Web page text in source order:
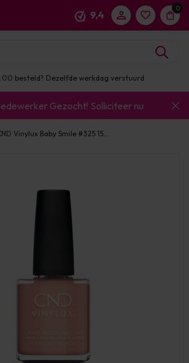
9,4
0
besteld? Dezelfde werkdag verstuurd
Gezocht! Solliciteer nu
Vinylux Baby Smile #325 15...